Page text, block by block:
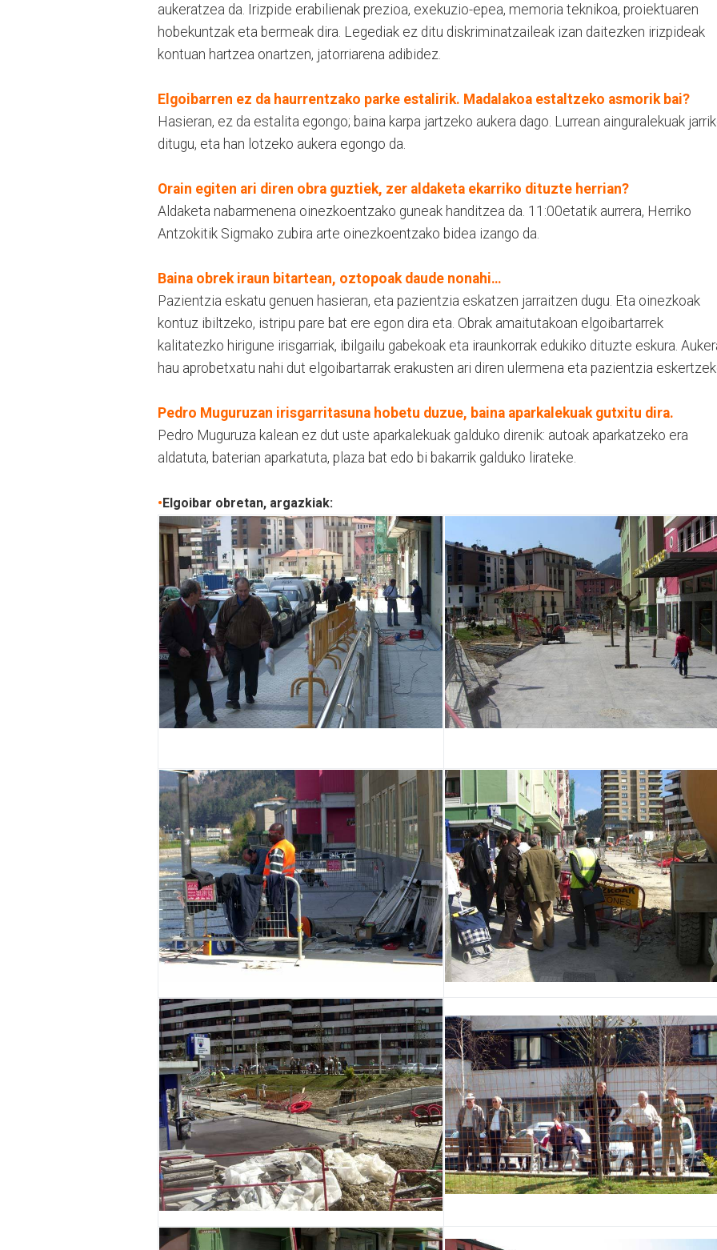
aukeratzea da. Irizpide erabilienak prezioa, exekuzio-epea, memoria teknikoa, proiektuaren
hobekuntzak eta bermeak dira. Legediak ez ditu diskriminatzaileak izan daitezken irizpideak
kontuan hartzea onartzen, jatorriarena adibidez.
Elgoibarren ez da haurrentzako parke estalirik. Madalakoa estaltzeko asmorik bai?
Hasieran, ez da estalita egongo; baina karpa jartzeko aukera dago. Lurrean ainguralekuak
ditugu, eta han lotzeko aukera egongo da.
Orain egiten ari diren obra guztiek, zer aldaketa ekarriko dituzte herrian?
Aldaketa nabarmenena oinezkoentzako guneak handitzea da. 11:00etatik aurrera, Herriko
Antzokitik Sigmako zubira arte oinezkoentzako bidea izango da.
Baina obrek iraun bitartean, oztopoak daude nonahi…
Pazientzia eskatu genuen hasieran, eta pazientzia eskatzen jarraitzen dugu. Eta oinezkoak
kontuz ibiltzeko, istripu pare bat ere egon dira eta. Obrak amaitutakoan elgoibartarrek
kalitatezko hirigune irisgarriak, ibilgailu gabekoak eta iraunkorrak edukiko dituzte eskura.
hau aprobetxatu nahi dut elgoibartarrak erakusten ari diren ulermena eta pazientzia
Pedro Muguruzan irisgarritasuna hobetu duzue, baina aparkalekuak gutxitu dira.
Pedro Muguruza kalean ez dut uste aparkalekuak galduko direnik: autoak aparkatzeko era
aldatuta, baterian aparkatuta, plaza bat edo bi bakarrik galduko lirateke.
•Elgoibar obretan, argazkiak: